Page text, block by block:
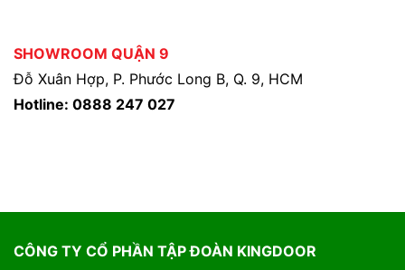
SHOWROOM QUẬN 9
Đỗ Xuân Hợp, P. Phước Long B, Q. 9, HCM
Hotline: 0888 247 027
CÔNG TY CỔ PHẦN TẬP ĐOÀN KINGDOOR